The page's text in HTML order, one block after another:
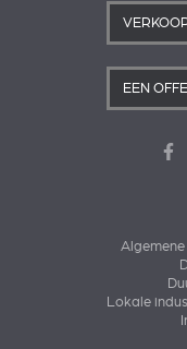
EEN
Lokale